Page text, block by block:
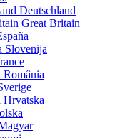
Deutschland
Great Britain
Slovenija
România
Hrvatska